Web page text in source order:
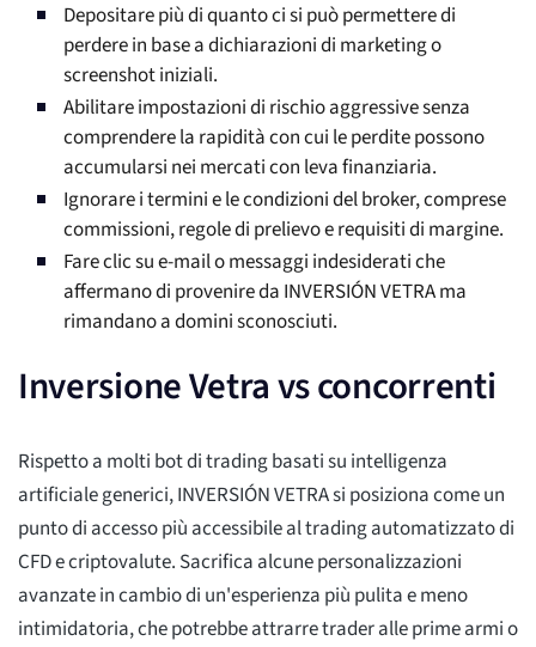
Depositare più di quanto ci si può permettere di
perdere in base a dichiarazioni di marketing o
screenshot iniziali.
Abilitare impostazioni di rischio aggressive senza
comprendere la rapidità con cui le perdite possono
accumularsi nei mercati con leva finanziaria.
Ignorare i termini e le condizioni del broker, comprese
commissioni, regole di prelievo e requisiti di margine.
Fare clic su e-mail o messaggi indesiderati che
affermano di provenire da INVERSIÓN VETRA ma
rimandano a domini sconosciuti.
Inversione Vetra vs concorrenti
Rispetto a molti bot di trading basati su intelligenza
artificiale generici, INVERSIÓN VETRA si posiziona come un
punto di accesso più accessibile al trading automatizzato di
CFD e criptovalute. Sacrifica alcune personalizzazioni
avanzate in cambio di un'esperienza più pulita e meno
intimidatoria, che potrebbe attrarre trader alle prime armi o